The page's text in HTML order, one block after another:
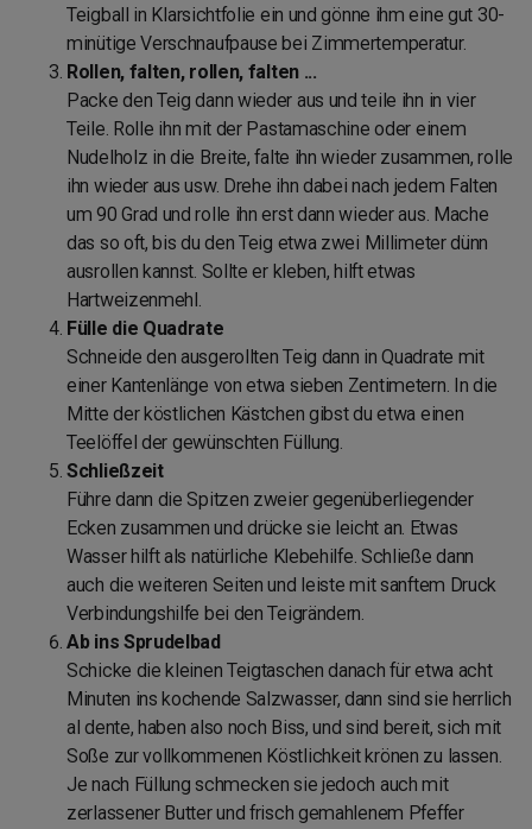
Teigball in Klarsichtfolie ein und gönne ihm eine gut 30-
minütige Verschnaufpause bei Zimmertemperatur.
Rollen, falten, rollen, falten ...
Packe den Teig dann wieder aus und teile ihn in vier
Teile. Rolle ihn mit der Pastamaschine oder einem
Nudelholz in die Breite, falte ihn wieder zusammen, rolle
ihn wieder aus usw. Drehe ihn dabei nach jedem Falten
um 90 Grad und rolle ihn erst dann wieder aus. Mache
das so oft, bis du den Teig etwa zwei Millimeter dünn
ausrollen kannst. Sollte er kleben, hilft etwas
Hartweizenmehl.
Fülle die Quadrate
Schneide den ausgerollten Teig dann in Quadrate mit
einer Kantenlänge von etwa sieben Zentimetern. In die
Mitte der köstlichen Kästchen gibst du etwa einen
Teelöffel der gewünschten Füllung.
Schließzeit
Führe dann die Spitzen zweier gegenüberliegender
Ecken zusammen und drücke sie leicht an. Etwas
Wasser hilft als natürliche Klebehilfe. Schließe dann
auch die weiteren Seiten und leiste mit sanftem Druck
Verbindungshilfe bei den Teigrändern.
Ab ins Sprudelbad
Schicke die kleinen Teigtaschen danach für etwa acht
Minuten ins kochende Salzwasser, dann sind sie herrlich
al dente, haben also noch Biss, und sind bereit, sich mit
Soße zur vollkommenen Köstlichkeit krönen zu lassen.
Je nach Füllung schmecken sie jedoch auch mit
zerlassener Butter und frisch gemahlenem Pfeffer